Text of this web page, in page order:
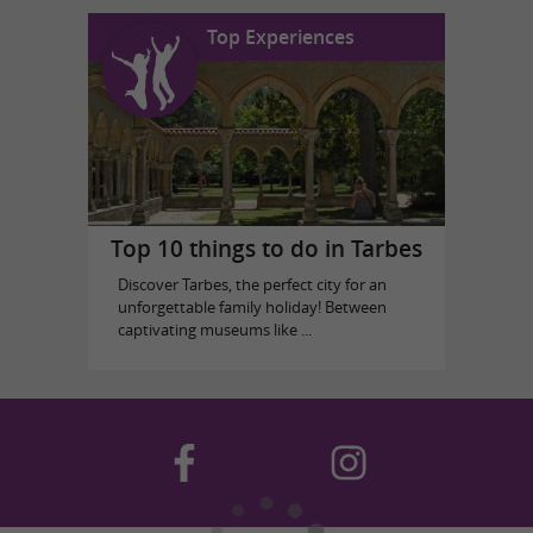
Top Experiences
Top 10 things to do in Tarbes
Discover Tarbes, the perfect city for an
unforgettable family holiday! Between
captivating museums like ...